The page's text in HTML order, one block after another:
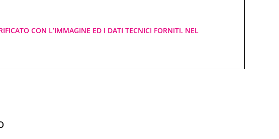
CON L’IMMAGINE ED I DATI TECNICI FORNITI. NEL